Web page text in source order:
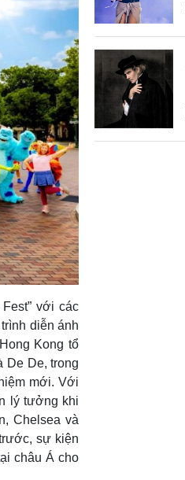
với các
diễn ánh
Kong tổ
De De, trong
mới. Với
lý tưởng khi
Chelsea và
sự kiện
châu Á cho